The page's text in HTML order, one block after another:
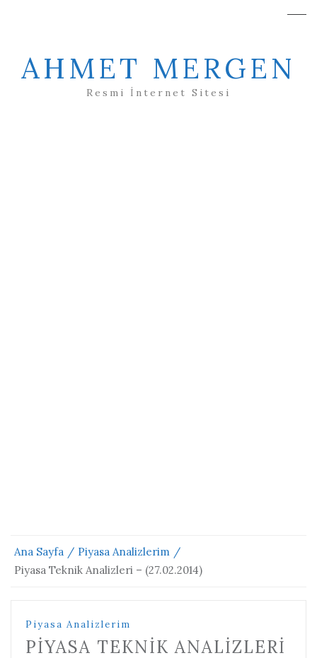
AHMET MERGEN
Resmi İnternet Sitesi
Ana Sayfa
Piyasa Analizlerim
Piyasa Teknik Analizleri – (27.02.2014)
Piyasa Analizlerim
PIYASA TEKNIK ANALIZLERI